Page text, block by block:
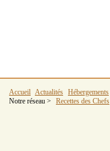
Accueil Actualités Hébergements
Notre réseau >
Recettes des Chefs